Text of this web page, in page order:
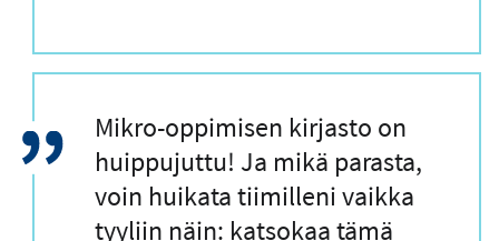
L
a
i
n
Mikro-oppimisen kirjasto on
huippujuttu! Ja mikä parasta,
voin huikata tiimilleni vaikka
tyyliin näin: katsokaa tämä